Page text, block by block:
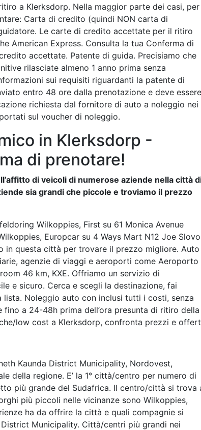
a Klerksdorp. Nella maggior parte dei casi, per
Carta di credito (quindi NON carta di
Le carte di credito accettate per il ritiro
American Express. Consulta la tua Conferma di
accettate. Patente di guida. Precisiamo che
rilasciate almeno 1 anno prima senza
sui requisiti riguardanti la patente di
entro 48 ore dalla prenotazione e deve essere
richiesta dal fornitore di auto a noleggio nei
sul voucher di noleggio.
in Klerksdorp -
di prenotare!
di veicoli di numerose aziende nella città
sia grandi che piccole e troviamo il prezzo
Wilkoppies, First su 61 Monica Avenue
Europcar su 4 Ways Mart N12 Joe Slovo
in questa città per trovare il prezzo migliore.
agenzie di viaggi e aeroporti come Aeroporto
46 km, KXE. Offriamo un servizio di
e sicuro. Cerca e scegli la destinazione, fai
Noleggio auto con inclusi tutti i costi, senza
a 24-48h prima dell’ora presunta di ritiro della
low cost a Klerksdorp, confronta prezzi e
Kaunda District Municipality, Nordovest,
della regione. E’ la 1° città/centro per numero di
più grande del Sudafrica. Il centro/città si trova
più piccoli nelle vicinanze sono Wilkoppies,
ha da offrire la città e quali compagnie si
Municipality. Città/centri più grandi nei